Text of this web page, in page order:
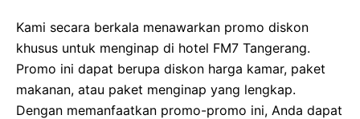
Kami secara berkala menawarkan promo diskon
khusus untuk menginap di hotel FM7 Tangerang.
Promo ini dapat berupa diskon harga kamar, paket
makanan, atau paket menginap yang lengkap.
Dengan memanfaatkan promo-promo ini, Anda dapat